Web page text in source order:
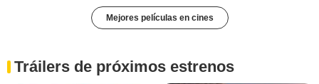
Mejores películas en cines
Tráilers de próximos estrenos